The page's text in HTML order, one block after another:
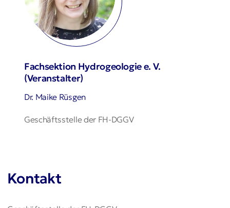
Fachsektion Hydrogeologie e. V.
(Veranstalter)
Dr. Maike Rüsgen
Geschäftsstelle der FH-DGGV
Kontakt